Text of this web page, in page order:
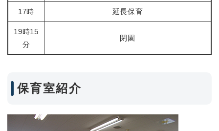
17時 延長保育
19時15
分
閉園
保育室紹介